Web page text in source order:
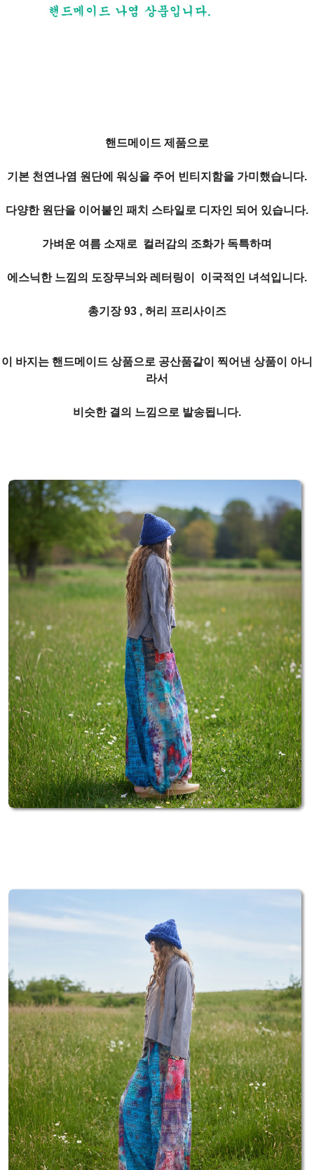
핸드메이드 제품으로
기본 천연나염 원단에 워싱을 주어 빈티지함을 가미했습니다.
다양한 원단을 이어붙인 패치 스타일로 디자인 되어 있습니다.
가벼운 여름 소재로 컬러감의 조화가 독특하며
에스닉한 느낌의 도장무늬와 레터링이 이국적인 녀석입니다.
총기장 93 , 허리 프리사이즈
이 바지는 핸드메이드 상품으로 공산품같이 찍어낸 상품이 아니
라서
비슷한 결의 느낌으로 발송됩니다.